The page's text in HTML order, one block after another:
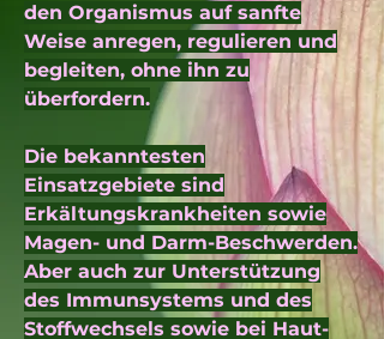
den Organismus auf sanfte
Weise anregen, regulieren und
begleiten, ohne ihn zu
überfordern.
Die bekanntesten
Einsatzgebiete sind
Erkältungskrankheiten sowie
Magen- und Darm-Beschwerden.
Aber auch zur Unterstützung
des Immunsystems und des
Stoffwechsels sowie bei Haut-